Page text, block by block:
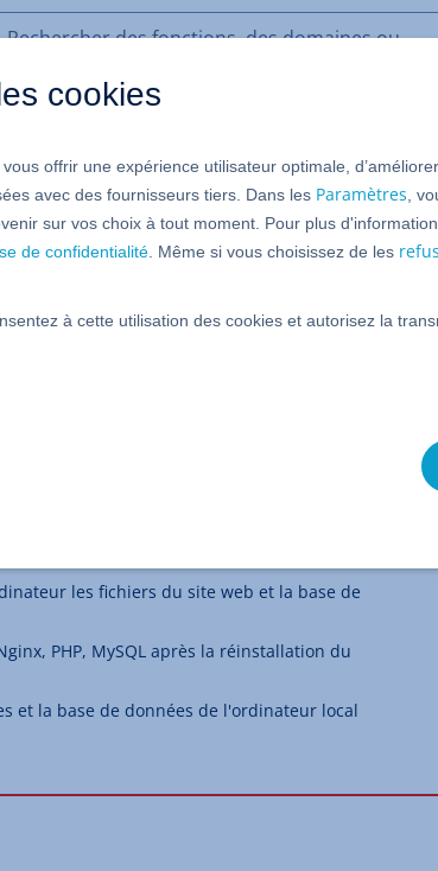
ou
de
l’aide
les données
du système
sur le serveur, ce processus est obligatoire.
:
les fichiers du site web et la base de
PHP, MySQL après la réinstallation du
et la base de données de l'ordinateur local
cookies
offrir une expérience utilisateur optimale,
avec des fournisseurs tiers. Dans les Paramètres ,
sur vos choix à tout moment. Pour plus
de confidentialité . Même si vous choisissez de les
à cette utilisation des cookies et autorisez la